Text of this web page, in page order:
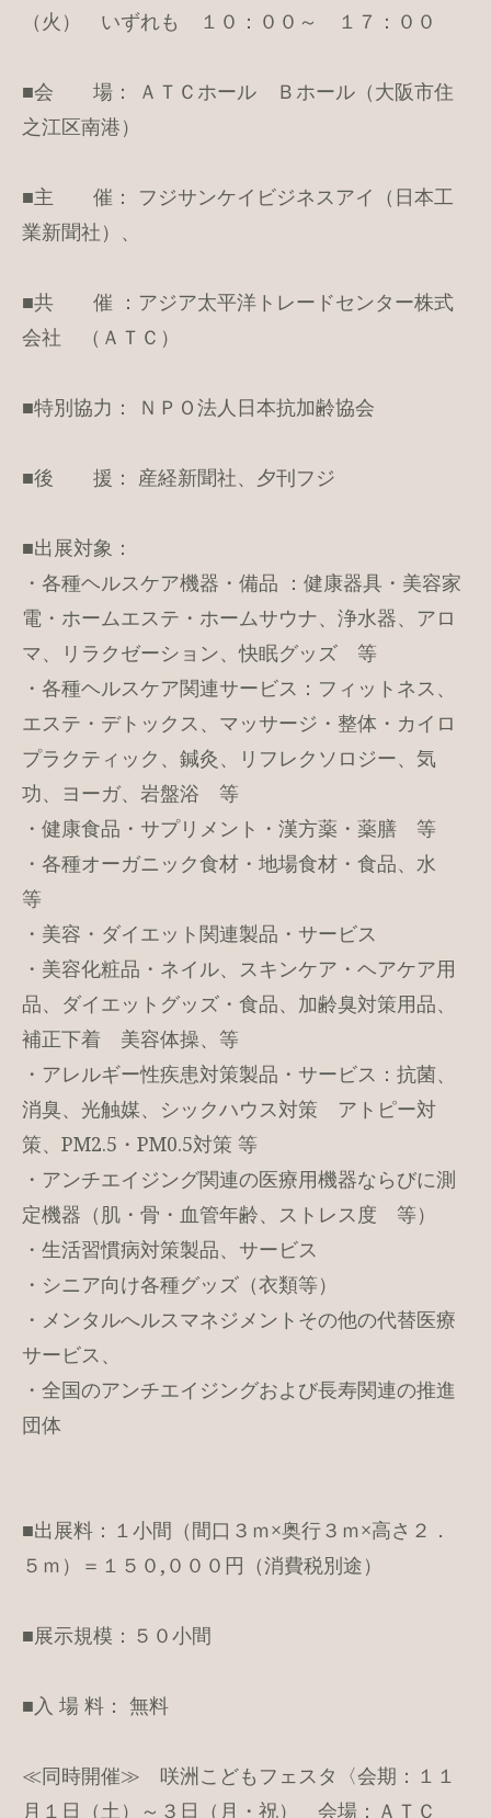
（火） いずれも １０：００～ １７：００
■会 場： ＡＴＣホール Ｂホール（大阪市住
之江区南港）
■主 催： フジサンケイビジネスアイ（日本工
業新聞社）、
■共 催 ：アジア太平洋トレードセンター株式
会社 （ＡＴＣ）
■特別協力： ＮＰＯ法人日本抗加齢協会
■後 援： 産経新聞社、夕刊フジ
■出展対象：
・各種ヘルスケア機器・備品 ：健康器具・美容家
電・ホームエステ・ホームサウナ、浄水器、アロ
マ、リラクゼーション、快眠グッズ 等
・各種ヘルスケア関連サービス：フィットネス、
エステ・デトックス、マッサージ・整体・カイロ
プラクティック、鍼灸、リフレクソロジー、気
功、ヨーガ、岩盤浴 等
・健康食品・サプリメント・漢方薬・薬膳 等
・各種オーガニック食材・地場食材・食品、水
等
・美容・ダイエット関連製品・サービス
・美容化粧品・ネイル、スキンケア・ヘアケア用
品、ダイエットグッズ・食品、加齢臭対策用品、
補正下着 美容体操、等
・アレルギー性疾患対策製品・サービス：抗菌、
消臭、光触媒、シックハウス対策 アトピー対
策、PM2.5・PM0.5対策 等
・アンチエイジング関連の医療用機器ならびに測
定機器（肌・骨・血管年齢、ストレス度 等）
・生活習慣病対策製品、サービス
・シニア向け各種グッズ（衣類等）
・メンタルへルスマネジメントその他の代替医療
サービス、
・全国のアンチエイジングおよび長寿関連の推進
団体
■出展料：１小間（間口３ｍ×奥行３ｍ×高さ２．
５ｍ）＝１５０,０００円（消費税別途）
■展示規模：５０小間
■入 場 料： 無料
≪同時開催≫ 咲洲こどもフェスタ〈会期：１１
月１日（土）～３日（月・祝） 会場：ＡＴＣ